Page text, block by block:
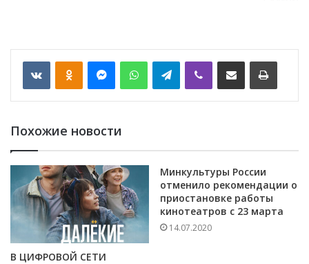
VKontakte WhatsApp Telegram
Похожие новости
В ЦИФРОВОЙ СЕТИ
Минкультуры России
отменило рекомендации о
приостановке работы
кинотеатров с 23 марта
14.07.2020